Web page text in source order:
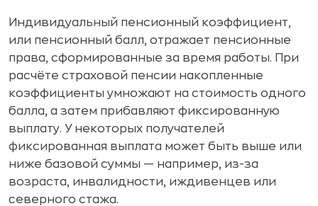
Индивидуальный пенсионный коэффициент,
или пенсионный балл, отражает пенсионные
права, сформированные за время работы. При
расчёте страховой пенсии накопленные
коэффициенты умножают на стоимость одного
балла, а затем прибавляют фиксированную
выплату. У некоторых получателей
фиксированная выплата может быть выше или
ниже базовой суммы — например, из-за
возраста, инвалидности, иждивенцев или
северного стажа.